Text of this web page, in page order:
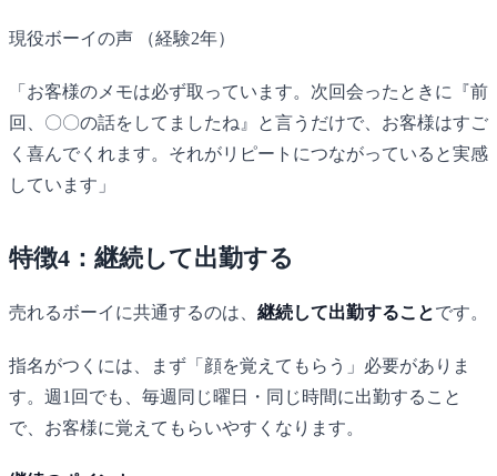
現役ボーイの声 （経験2年）
「お客様のメモは必ず取っています。次回会ったときに『前
回、〇〇の話をしてましたね』と言うだけで、お客様はすご
く喜んでくれます。それがリピートにつながっていると実感
しています」
特徴4：継続して出勤する
売れるボーイに共通するのは、 継続して出勤することです。
指名がつくには、まず「顔を覚えてもらう」必要がありま
す。週1回でも、毎週同じ曜日・同じ時間に出勤すること
で、お客様に覚えてもらいやすくなります。